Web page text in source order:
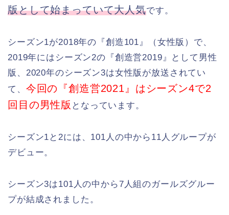
版として始まっていて大人気です。
シーズン1が2018年の『創造101』（女性版）で、
2019年にはシーズン2の『創造営2019』として男性
版、2020年のシーズン3は女性版が放送されてい
て、 今回の『創造営2021』はシーズン4で2
回目の男性版 となっています。
シーズン1と2には、101人の中から11人グループが
デビュー。
シーズン3は101人の中から7人組のガールズグルー
プが結成されました。